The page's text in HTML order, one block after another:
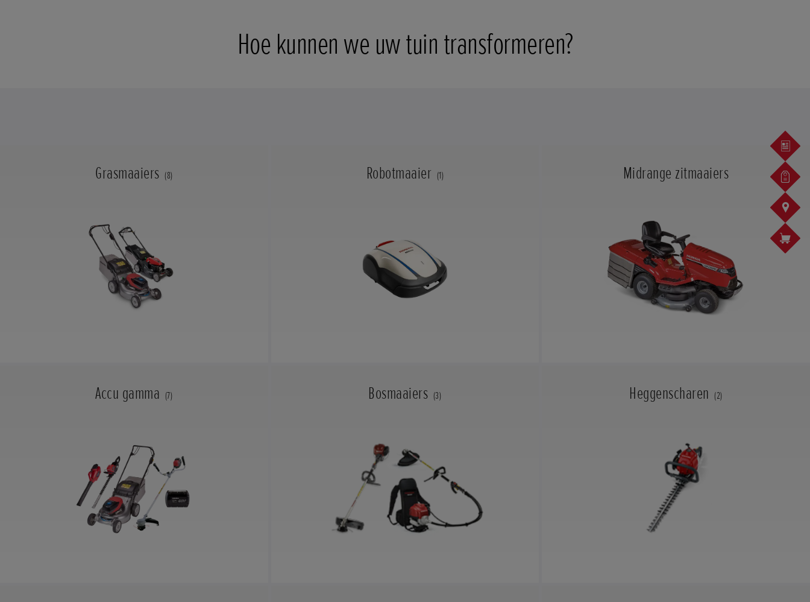
Hoe kunnen we uw tuin transformeren?
Grasmaaiers (8) Robotmaaier (1) Midrange zitmaaiers
Accu gamma (7) Bosmaaiers (3) Heggenscharen (2)